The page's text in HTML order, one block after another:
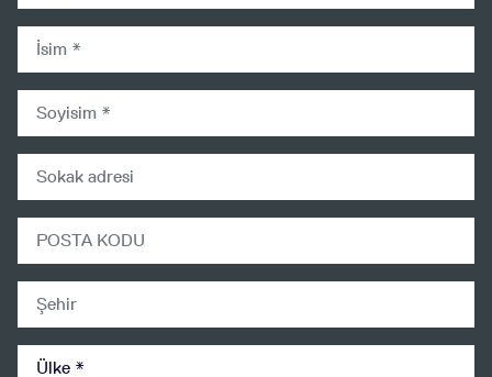
firstname
country